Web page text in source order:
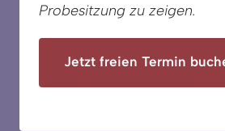
Probesitzung zu zeigen.
Jetzt freien Termin